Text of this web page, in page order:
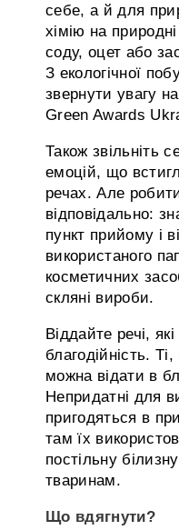
себе, а й для
хімію на
соду, оцет або
З екологічної
звернути увагу
Green Awards
Також звільніть
емоцій, що
речах. Але
відповідально:
пункт прийому і
використаного
косметичних
скляні вироби.
Віддайте речі,
благодійність.
можна відати в
Непридатні для
пригодяться в
там їх
постільну
тваринам.
Що вдягнути?